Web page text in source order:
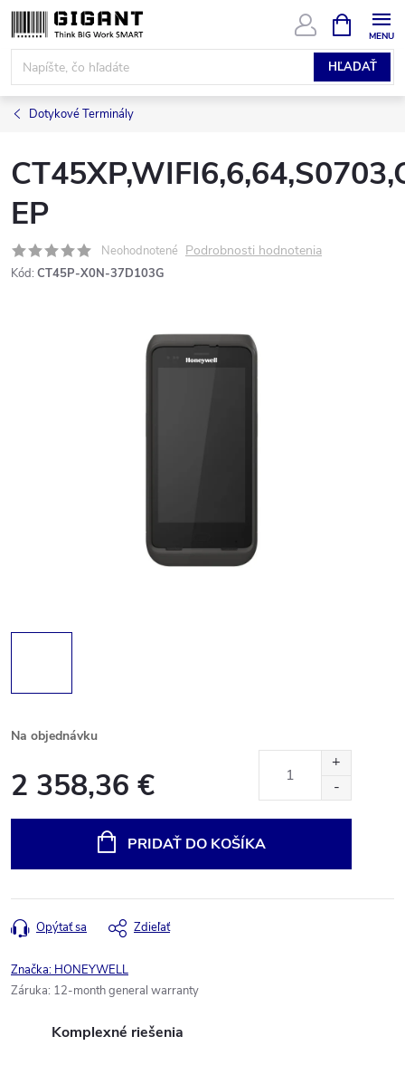
Prejsť
na
obsah
HĽADAŤ
KOŠÍK
Dotykové Terminály
EP
Neohodnotené Podrobnosti hodnotenia
Kód: CT45P-X0N-37D103G
Na objednávku
2 358,36 €
PRIDAŤ DO KOŠÍKA
Opýtať sa Zdieľať
Značka: HONEYWELL
Záruka: 12-month general warranty
Komplexné riešenia